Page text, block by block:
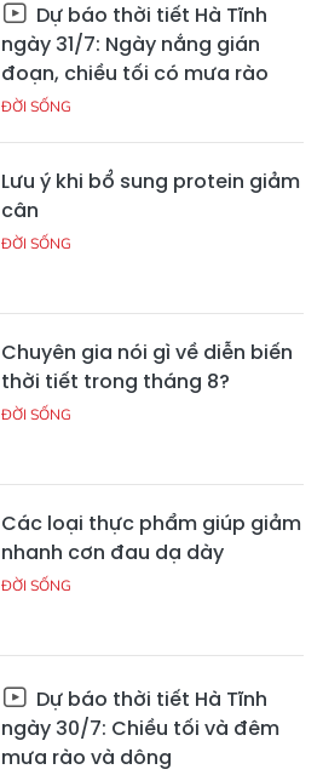
Dự báo thời tiết Hà Tĩnh
ngày 31/7: Ngày nắng gián
đoạn, chiều tối có mưa rào
ĐỜI SỐNG
Lưu ý khi bổ sung protein giảm
cân
ĐỜI SỐNG
Chuyên gia nói gì về diễn biến
thời tiết trong tháng 8?
ĐỜI SỐNG
Các loại thực phẩm giúp giảm
nhanh cơn đau dạ dày
ĐỜI SỐNG
Dự báo thời tiết Hà Tĩnh
ngày 30/7: Chiều tối và đêm
mưa rào và dông